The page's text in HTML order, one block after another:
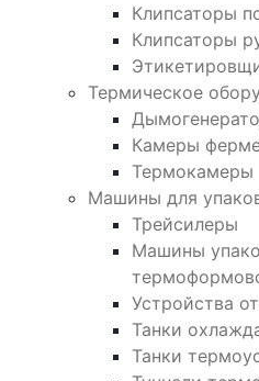
Клипсаторы
Клипсаторы
Термическое
Камеры
Термокамеры
Машины для
Трейсилеры
Машины
Устройства
Танки
Танки